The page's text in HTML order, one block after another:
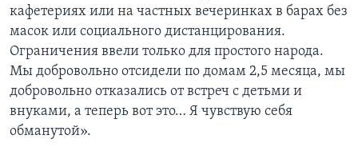
кафетериях или на частных вечеринках в барах без
масок или социального дистанцирования.
Ограничения ввели только для простого народа.
Мы добровольно отсидели по домам 2,5 месяца, мы
добровольно отказались от встреч с детьми и
внуками, а теперь вот это… Я чувствую себя
обманутой».